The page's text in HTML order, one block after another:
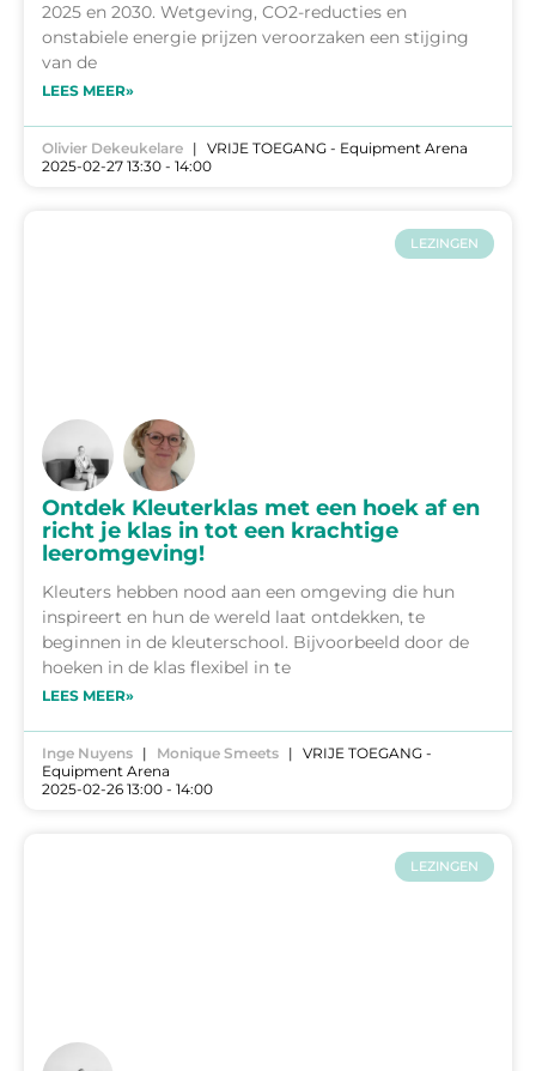
2025 en 2030. Wetgeving, CO2-reducties en
onstabiele energie prijzen veroorzaken een stijging
van de
LEES MEER»
Olivier Dekeukelare
VRIJE TOEGANG - Equipment Arena
2025-02-27 13:30 - 14:00
LEZINGEN
Ontdek Kleuterklas met een hoek af en
richt je klas in tot een krachtige
leeromgeving!
Kleuters hebben nood aan een omgeving die hun
inspireert en hun de wereld laat ontdekken, te
beginnen in de kleuterschool. Bijvoorbeeld door de
hoeken in de klas flexibel in te
LEES MEER»
Inge Nuyens Monique Smeets
VRIJE TOEGANG -
Equipment Arena
2025-02-26 13:00 - 14:00
LEZINGEN